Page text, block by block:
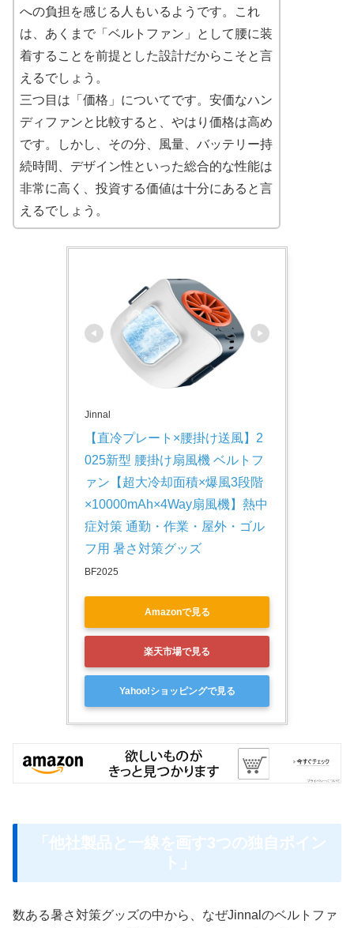
への負担を感じる人もいるようです。これ
は、あくまで「ベルトファン」として腰に装
着することを前提とした設計だからこそと言
えるでしょう。
三つ目は「価格」についてです。安価なハン
ディファンと比較すると、やはり価格は高め
です。しかし、その分、風量、バッテリー持
続時間、デザイン性といった総合的な性能は
非常に高く、投資する価値は十分にあると言
えるでしょう。
Jinnal
【直冷プレート×腰掛け送風】2
025新型 腰掛け扇風機 ベルトフ
ァン【超大冷却面積×爆風3段階
×10000mAh×4Way扇風機】熱中
症対策 通勤・作業・屋外・ゴル
フ用 暑さ対策グッズ
BF2025
Amazonで見る
楽天市場で見る
Yahoo!ショッピングで見る
「他社製品と一線を画す3つの独自ポイン
ト」
数ある暑さ対策グッズの中から、なぜJinnalのベルトファ